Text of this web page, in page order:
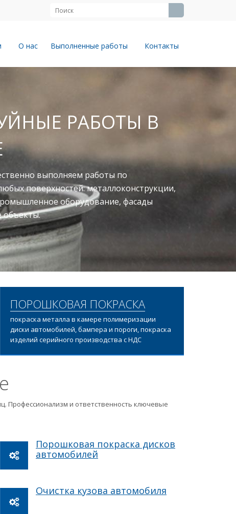
О нас Выполненные работы Контакты
РАБОТЫ В
выполняем работы по
поверхностей: металлоконструкции,
оборудование, фасады
объекты.
ПОРОШКОВАЯ ПОКРАСКА
покраска металла в камере полимеризации
диски автомобилей, бампера и пороги, покраска
изделий серийного производства с НДС
Профессионализм и ответственность ключевые
Порошковая покраска дисков
автомобилей
Очистка кузова автомобиля